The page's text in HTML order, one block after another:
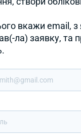
вкажи email, з
ла) заявку, та